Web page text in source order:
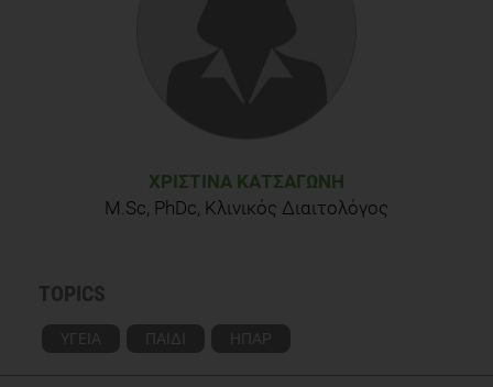
ΧΡΙΣΤΊΝΑ ΚΑΤΣΑΓΏΝΗ
M.Sc, PhDc, Κλινικός Διαιτολόγος
TOPICS
ΥΓΕΙΑ ΠΑΙΔΙ ΗΠΑΡ